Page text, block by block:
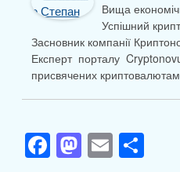
Вища
Успішний
Засновник компанії
Експерт порталу
присвячених
F M E П